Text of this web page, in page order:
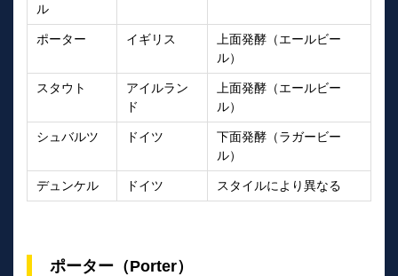
ル
ポーター イギリス
上面発酵（エールビー
ル）
スタウト
アイルラン
ド
上面発酵（エールビー
ル）
シュバルツ ドイツ
下面発酵（ラガービー
ル）
デュンケル ドイツ スタイルにより異なる
ポーター（Porter）